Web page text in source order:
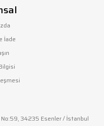
İade
34235 Esenler / İstanbul